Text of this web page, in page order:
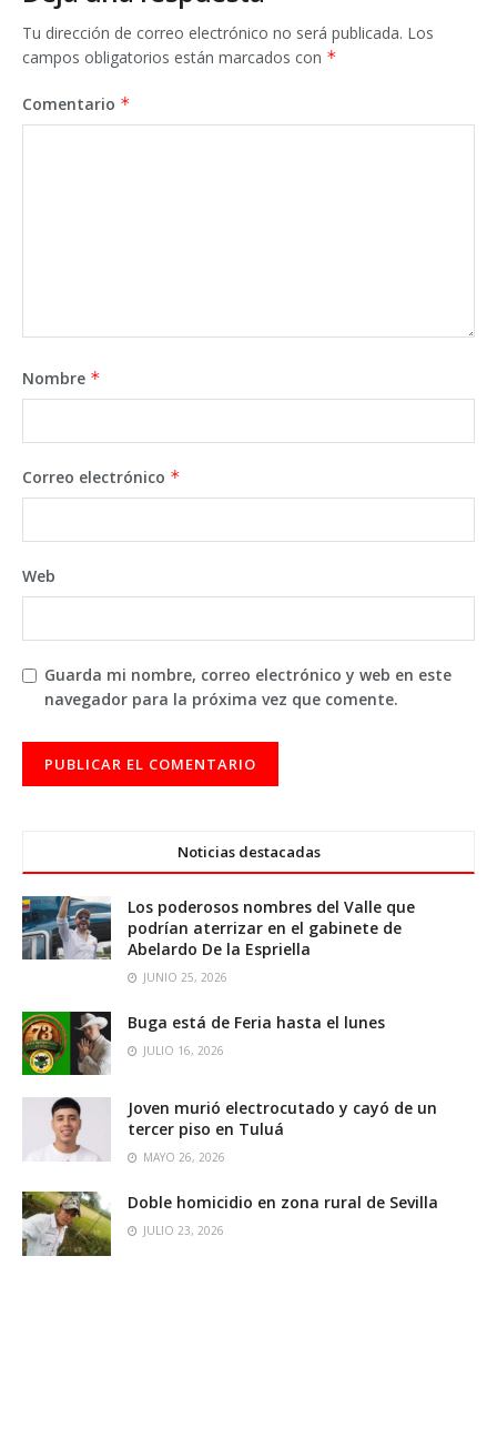
Tu dirección de correo electrónico no será publicada. Los
campos obligatorios están marcados con *
Comentario *
Nombre *
Correo electrónico *
Web
Guarda mi nombre, correo electrónico y web en este
navegador para la próxima vez que comente.
Noticias destacadas
Los poderosos nombres del Valle que
podrían aterrizar en el gabinete de
Abelardo De la Espriella
JUNIO 25, 2026
Buga está de Feria hasta el lunes
JULIO 16, 2026
Joven murió electrocutado y cayó de un
tercer piso en Tuluá
MAYO 26, 2026
Doble homicidio en zona rural de Sevilla
JULIO 23, 2026